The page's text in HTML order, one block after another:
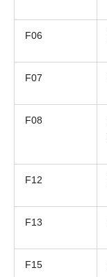
F06
F07
F08
F12
F13
F15